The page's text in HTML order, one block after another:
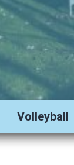
MenüVolleyball